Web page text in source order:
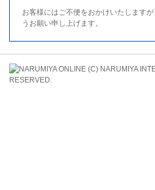
お客様にはご不便をおかけいたします
うお願い申し上げます。